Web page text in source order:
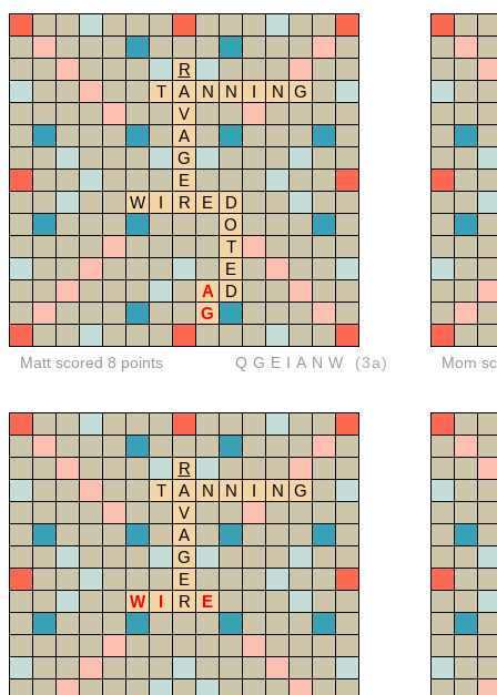
R
T
A N N I N G
V
A
G
E
W
I R E
D
O
T
E
A
D
G
Matt scored 8 points QGEIANW (3a) Mom
R
T
A N N I N G
V
A
G
E
W
I R E